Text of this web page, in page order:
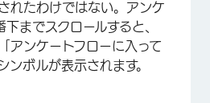
れたわけではない。アンケ
下までスクロールすると、
アンケートフローに入って
ンボルが表示されます。